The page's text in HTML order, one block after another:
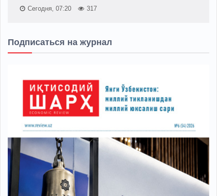
Сегодня, 07:20 317
Подписаться на журнал